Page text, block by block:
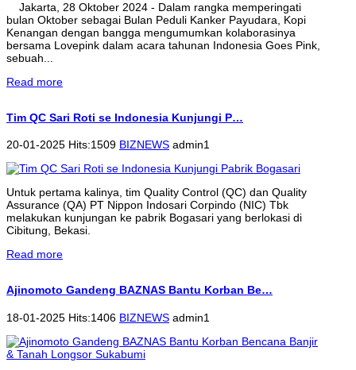
Jakarta, 28 Oktober 2024 - Dalam rangka memperingati
bulan Oktober sebagai Bulan Peduli Kanker Payudara, Kopi
Kenangan dengan bangga mengumumkan kolaborasinya
bersama Lovepink dalam acara tahunan Indonesia Goes Pink,
sebuah...
Read more
Tim QC Sari Roti se Indonesia Kunjungi P…
20-01-2025 Hits:1509 BIZNEWS admin1
Untuk pertama kalinya, tim Quality Control (QC) dan Quality
Assurance (QA) PT Nippon Indosari Corpindo (NIC) Tbk
melakukan kunjungan ke pabrik Bogasari yang berlokasi di
Cibitung, Bekasi.
Read more
Ajinomoto Gandeng BAZNAS Bantu Korban Be…
18-01-2025 Hits:1406 BIZNEWS admin1